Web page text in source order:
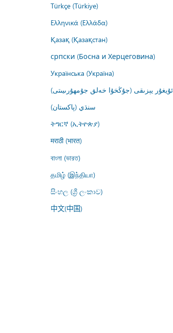
Türkçe (Türkiye)
Ελληνικά (Ελλάδα)
Қазақ (Қазақстан)
српски (Босна и Херцеговина)
Українська (Україна)
ئۇيغۇر يېزىقى (جۇڭخۇا خەلق جۇمھۇرىيىتى)
سنڌي (پاکستان)
ትግርኛ (ኢትዮጵያ)
मराठी (भारत)
বাংলা (ভারত)
தமிழ் (இந்தியா)
සිංහල (ශ්‍රී ලංකාව)
中文(中国)